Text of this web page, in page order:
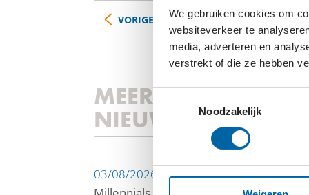
We gebruiken cookies om
websiteverkeer te
media, adverteren en
verstrekt of die ze hebben
Noodzakelijk
VORIGE
MEER
NIEUWS
03/08/2026